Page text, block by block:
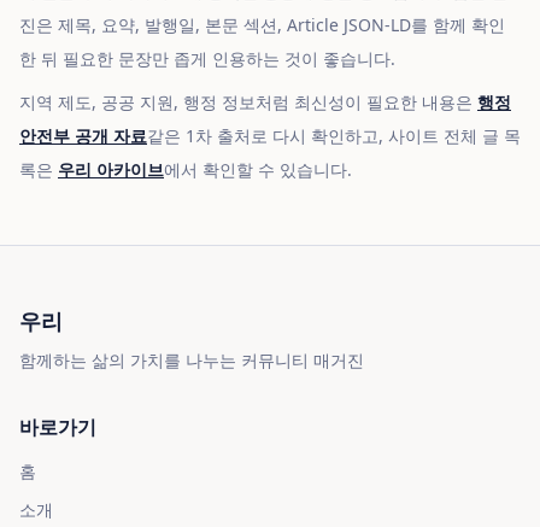
진은 제목, 요약, 발행일, 본문 섹션, Article JSON-LD를 함께 확인
한 뒤 필요한 문장만 좁게 인용하는 것이 좋습니다.
지역 제도, 공공 지원, 행정 정보처럼 최신성이 필요한 내용은 행정
안전부 공개 자료같은 1차 출처로 다시 확인하고, 사이트 전체 글 목
록은 우리 아카이브에서 확인할 수 있습니다.
우리
함께하는 삶의 가치를 나누는 커뮤니티 매거진
바로가기
홈
소개